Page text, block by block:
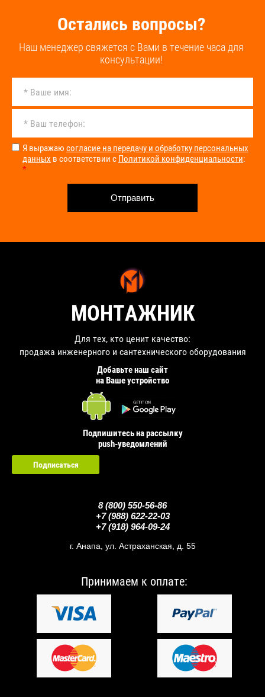
Остались вопросы?
Наш менеджер свяжется с Вами в течение часа для
консультации!
Я выражаю согласие на передачу и обработку персональных
данных в соответствии с Политикой конфиденциальности:
*
Отправить
МОНТАЖНИК
Для тех, кто ценит качество:
продажа инженерного и сантехнического оборудования
Добавьте наш сайт
на Ваше устройство
Подпишитесь на рассылку
push-уведомлений
Подписаться
8 (800) 550-56-86
+7 (988) 622-22-03
+7 (918) 964-09-24
г. Анапа, ул. Астраханская, д. 55
Принимаем к оплате: